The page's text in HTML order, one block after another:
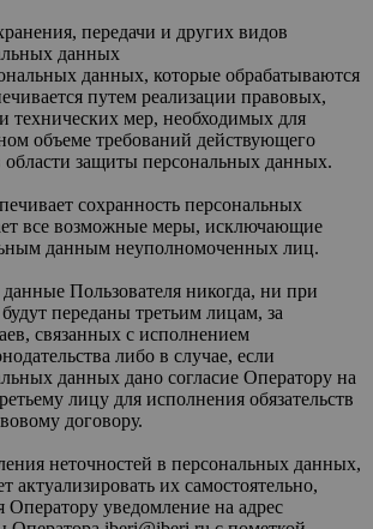
передачи и других видов
данных
данных, которые обрабатываются
путем реализации правовых,
технических мер, необходимых для
объеме требований действующего
области защиты персональных данных.
сохранность персональных
все возможные меры, исключающие
данным неуполномоченных лиц.
Пользователя никогда, ни при
переданы третьим лицам, за
связанных с исполнением
либо в случае, если
данных дано согласие Оператору на
лицу для исполнения обязательств
договору.
неточностей в персональных данных,
актуализировать их самостоятельно,
Оператору уведомление на адрес